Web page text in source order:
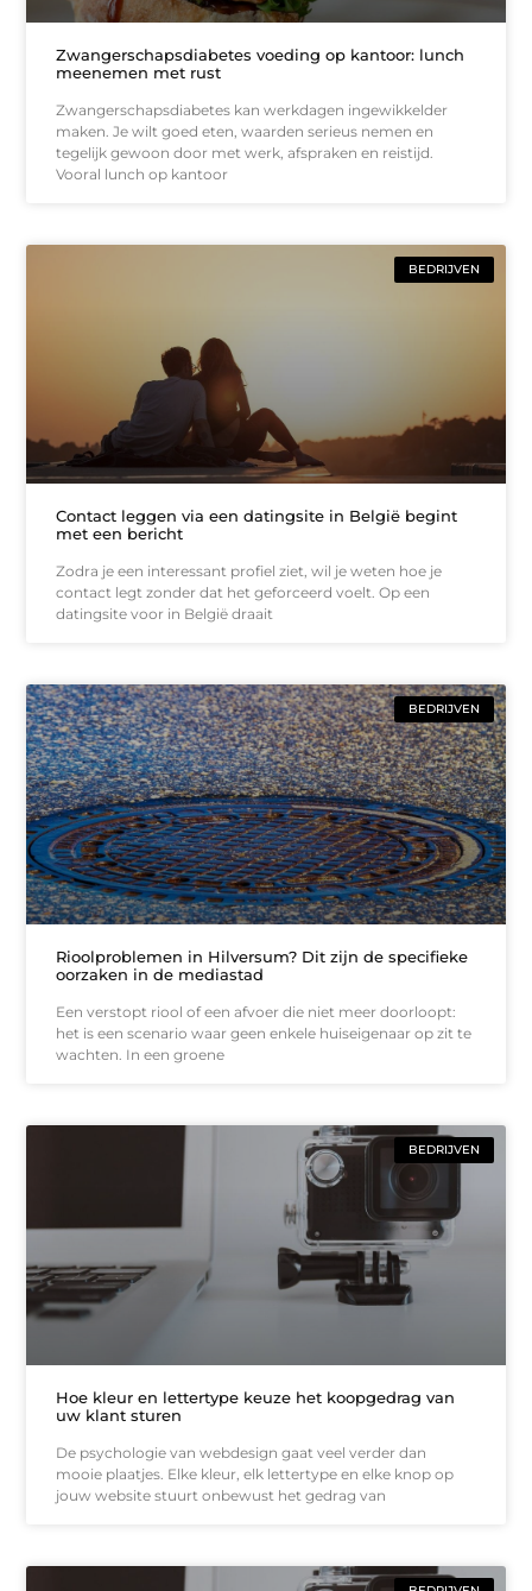
Zwangerschapsdiabetes voeding op kantoor: lunch
meenemen met rust
Zwangerschapsdiabetes kan werkdagen ingewikkelder
maken. Je wilt goed eten, waarden serieus nemen en
tegelijk gewoon door met werk, afspraken en reistijd.
Vooral lunch op kantoor
BEDRIJVEN
Contact leggen via een datingsite in België begint
met een bericht
Zodra je een interessant profiel ziet, wil je weten hoe je
contact legt zonder dat het geforceerd voelt. Op een
datingsite voor in België draait
BEDRIJVEN
Rioolproblemen in Hilversum? Dit zijn de specifieke
oorzaken in de mediastad
Een verstopt riool of een afvoer die niet meer doorloopt:
het is een scenario waar geen enkele huiseigenaar op zit te
wachten. In een groene
BEDRIJVEN
Hoe kleur en lettertype keuze het koopgedrag van
uw klant sturen
De psychologie van webdesign gaat veel verder dan
mooie plaatjes. Elke kleur, elk lettertype en elke knop op
jouw website stuurt onbewust het gedrag van